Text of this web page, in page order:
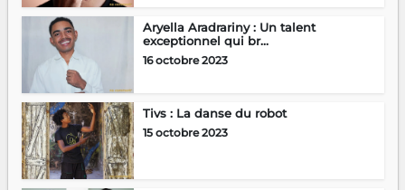
Aryella Aradrariny : Un talent
exceptionnel qui br...
16 octobre 2023
Tivs : La danse du robot
15 octobre 2023